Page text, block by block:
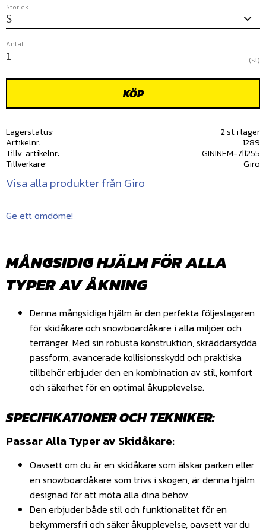
Storlek
Antal
st
KÖP
Lagerstatus
2 st i lager
Artikelnr
1289
Tillv. artikelnr
GININEM-711255
Tillverkare
Giro
Visa alla produkter från Giro
Ge ett omdöme!
MÅNGSIDIG HJÄLM FÖR ALLA
TYPER AV ÅKNING
Denna mångsidiga hjälm är den perfekta följeslagaren
för skidåkare och snowboardåkare i alla miljöer och
terränger. Med sin robusta konstruktion, skräddarsydda
passform, avancerade kollisionsskydd och praktiska
tillbehör erbjuder den en kombination av stil, komfort
och säkerhet för en optimal åkupplevelse.
SPECIFIKATIONER OCH TEKNIKER:
Passar Alla Typer av Skidåkare:
Oavsett om du är en skidåkare som älskar parken eller
en snowboardåkare som trivs i skogen, är denna hjälm
designad för att möta alla dina behov.
Den erbjuder både stil och funktionalitet för en
bekymmersfri och säker åkupplevelse, oavsett var du